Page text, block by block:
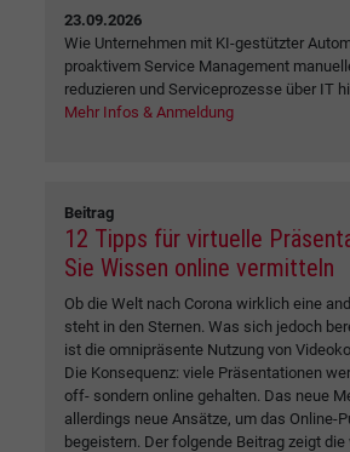
23.09.2026
Wie Unternehmen mit KI-gestützter
proaktivem Service Management
reduzieren und Serviceprozesse über IT
Mehr Infos & Anmeldung
Beitrag
12 Tipps für virtuelle
Sie Wissen online vermitteln
Ob die Welt nach Corona wirklich eine
steht in den Sternen. Was sich jedoch
ist die omnipräsente Nutzung von
Die Konsequenz: viele Präsentationen
off- sondern online gehalten. Das neue
allerdings neue Ansätze, um das Online-
begeistern. Der folgende Beitrag zeigt